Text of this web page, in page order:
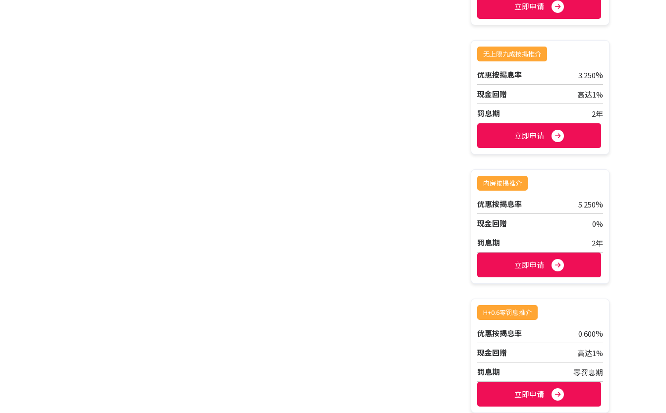
立即申请
无上限九成按揭推介
优惠按揭息率 3.250%
现金回赠
高达1%
罚息期
2年
立即申请
内房按揭推介
优惠按揭息率 5.250%
现金回赠
0%
罚息期
2年
立即申请
H+0.6零罚息推介
优惠按揭息率 0.600%
现金回赠
高达1%
罚息期
零罚息期
立即申请